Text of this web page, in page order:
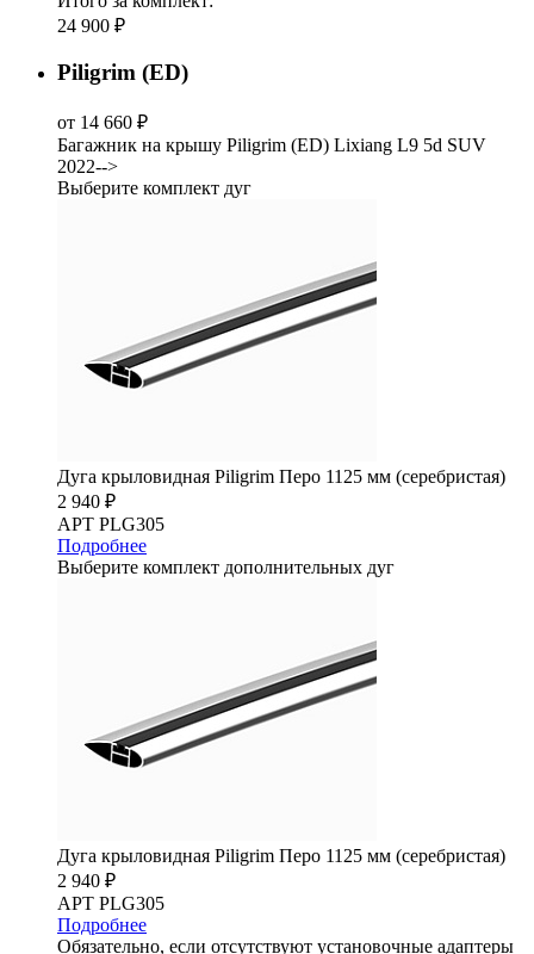
24 900 ₽
Piligrim (ED)
от 14 660 ₽
Багажник на крышу Piligrim (ED) Lixiang L9 5d SUV
2022-->
Выберите комплект дуг
Дуга крыловидная Piligrim Перо 1125 мм (серебристая)
2 940 ₽
АРТ PLG305
Подробнее
Выберите комплект дополнительных дуг
Дуга крыловидная Piligrim Перо 1125 мм (серебристая)
2 940 ₽
АРТ PLG305
Подробнее
Обязательно, если отсутствуют установочные адаптеры